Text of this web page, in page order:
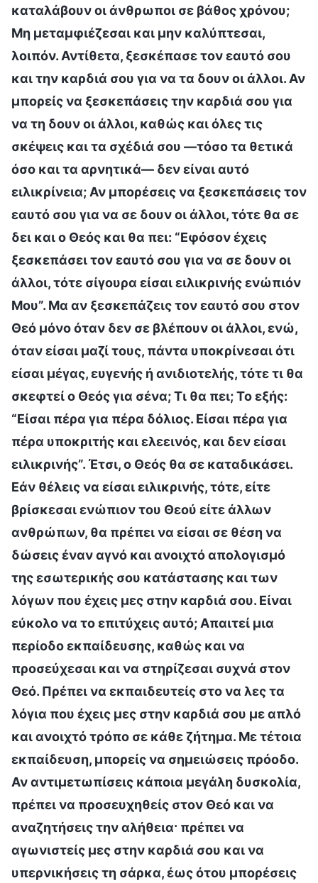
καταλάβουν οι άνθρωποι σε βάθος χρόνου;
Μη μεταμφιέζεσαι και μην καλύπτεσαι,
λοιπόν. Αντίθετα, ξεσκέπασε τον εαυτό σου
και την καρδιά σου για να τα δουν οι άλλοι. Αν
μπορείς να ξεσκεπάσεις την καρδιά σου για
να τη δουν οι άλλοι, καθώς και όλες τις
σκέψεις και τα σχέδιά σου —τόσο τα θετικά
όσο και τα αρνητικά— δεν είναι αυτό
ειλικρίνεια; Αν μπορέσεις να ξεσκεπάσεις τον
εαυτό σου για να σε δουν οι άλλοι, τότε θα σε
δει και ο Θεός και θα πει: “Εφόσον έχεις
ξεσκεπάσει τον εαυτό σου για να σε δουν οι
άλλοι, τότε σίγουρα είσαι ειλικρινής ενώπιόν
Μου”. Μα αν ξεσκεπάζεις τον εαυτό σου στον
Θεό μόνο όταν δεν σε βλέπουν οι άλλοι, ενώ,
όταν είσαι μαζί τους, πάντα υποκρίνεσαι ότι
είσαι μέγας, ευγενής ή ανιδιοτελής, τότε τι θα
σκεφτεί ο Θεός για σένα; Τι θα πει; Το εξής:
“Είσαι πέρα για πέρα δόλιος. Είσαι πέρα για
πέρα υποκριτής και ελεεινός, και δεν είσαι
ειλικρινής”. Έτσι, ο Θεός θα σε καταδικάσει.
Εάν θέλεις να είσαι ειλικρινής, τότε, είτε
βρίσκεσαι ενώπιον του Θεού είτε άλλων
ανθρώπων, θα πρέπει να είσαι σε θέση να
δώσεις έναν αγνό και ανοιχτό απολογισμό
της εσωτερικής σου κατάστασης και των
λόγων που έχεις μες στην καρδιά σου. Είναι
εύκολο να το επιτύχεις αυτό; Απαιτεί μια
περίοδο εκπαίδευσης, καθώς και να
προσεύχεσαι και να στηρίζεσαι συχνά στον
Θεό. Πρέπει να εκπαιδευτείς στο να λες τα
λόγια που έχεις μες στην καρδιά σου με απλό
και ανοιχτό τρόπο σε κάθε ζήτημα. Με τέτοια
εκπαίδευση, μπορείς να σημειώσεις πρόοδο.
Αν αντιμετωπίσεις κάποια μεγάλη δυσκολία,
πρέπει να προσευχηθείς στον Θεό και να
αναζητήσεις την αλήθεια· πρέπει να
αγωνιστείς μες στην καρδιά σου και να
υπερνικήσεις τη σάρκα, έως ότου μπορέσεις